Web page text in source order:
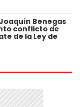
Benegas
conflicto de
de la Ley de